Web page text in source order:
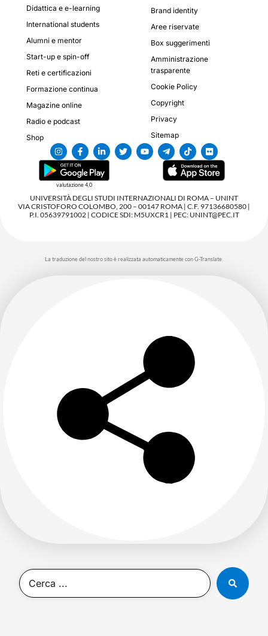
Didattica e e-learning
International students
Alumni e mentor
Start-up e spin-off
Reti e certificazioni
Formazione continua
Magazine online
Radio e podcast
Shop
Brand identity
Aree riservate
Box suggerimenti
Amministrazione
trasparente
Cookie Policy
Copyright
Privacy
Sitemap
valutazione 4,0
UNIVERSITÀ DEGLI STUDI INTERNAZIONALI DI ROMA – UNINT
VIA CRISTOFORO COLOMBO, 200 – 00147 ROMA | C.F. 97136680580 |
P.I. 05639791002 | CODICE SDI: M5UXCR1 | PEC: UNINT@PEC.IT
La traduzione del nostro sito è realizzata automaticamente con G-Translate.